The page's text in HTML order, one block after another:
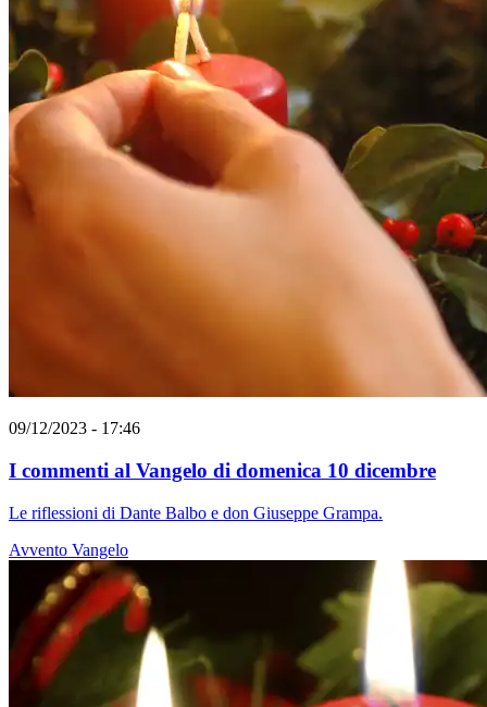
09/12/2023 - 17:46
I commenti al Vangelo di domenica 10 dicembre
Le riflessioni di Dante Balbo e don Giuseppe Grampa.
Avvento Vangelo